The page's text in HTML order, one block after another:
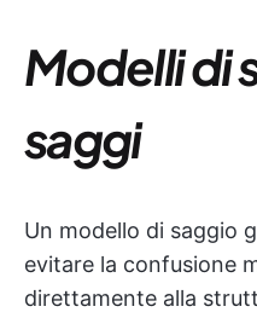
Modelli di
saggi
Un modello di saggio
evitare la confusione
direttamente alla